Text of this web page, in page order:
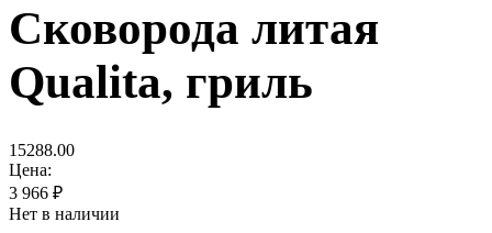
Сковорода литая
Qualita, гриль
15288.00
Цена:
3 966 ₽
Нет в наличии